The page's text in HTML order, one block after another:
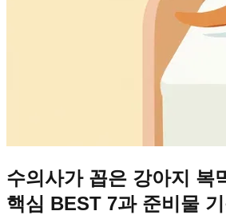
수의사가 꼽은 강아지 복
핵심 BEST 7과 준비물